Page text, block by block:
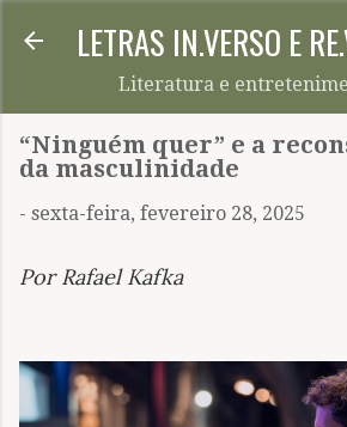
Pular para o conteúdo
LETRAS IN.VERSO E
Literatura e
“Ninguém quer” e a
da masculinidade
- sexta-feira, fevereiro 28, 2025
Por Rafael Kafka